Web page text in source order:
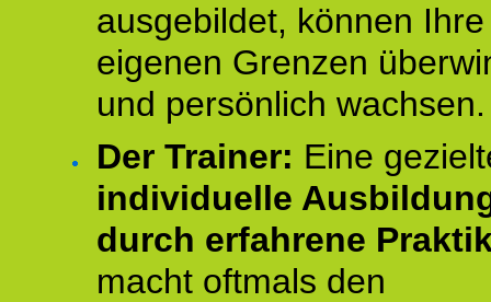
ausgebildet, können Ihre
eigenen Grenzen
und persönlich wachsen.
Der Trainer: Eine
individuelle
durch erfahrene
macht oftmals den